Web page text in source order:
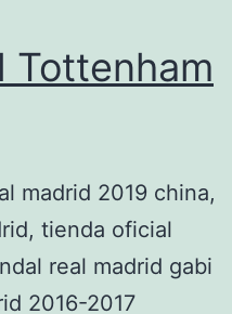
Tottenham
madrid 2019 china,
tienda oficial
real madrid gabi
2016-2017